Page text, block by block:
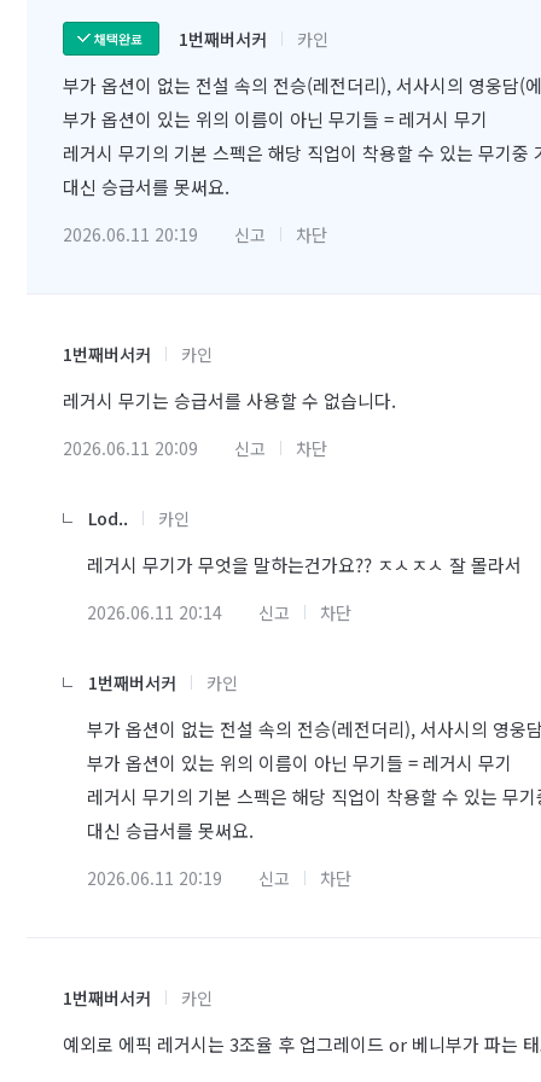
채택완료 1번째버서커 카인
부가 옵션이 없는 전설 속의 전승(레전더리), 서사시의 영웅담(
부가 옵션이 있는 위의 이름이 아닌 무기들 = 레거시 무기
레거시 무기의 기본 스펙은 해당 직업이 착용할 수 있는 무기
대신 승급서를 못써요.
2026.06.11 20:19 신고 차단
1번째버서커 카인
레거시 무기는 승급서를 사용할 수 없습니다.
2026.06.11 20:09 신고 차단
Lod.. 카인
레거시 무기가 무엇을 말하는건가요?? ㅈㅅㅈㅅ 잘 몰라서
2026.06.11 20:14 신고 차단
1번째버서커 카인
부가 옵션이 없는 전설 속의 전승(레전더리), 서사시의 영웅
부가 옵션이 있는 위의 이름이 아닌 무기들 = 레거시 무기
레거시 무기의 기본 스펙은 해당 직업이 착용할 수 있는 무
대신 승급서를 못써요.
2026.06.11 20:19 신고 차단
1번째버서커 카인
예외로 에픽 레거시는 3조율 후 업그레이드 or 베니부가 파는